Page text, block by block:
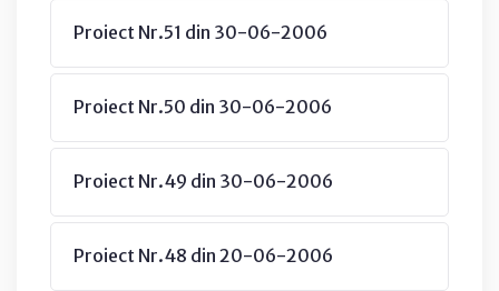
Proiect Nr.51 din 30-06-2006
Proiect Nr.50 din 30-06-2006
Proiect Nr.49 din 30-06-2006
Proiect Nr.48 din 20-06-2006